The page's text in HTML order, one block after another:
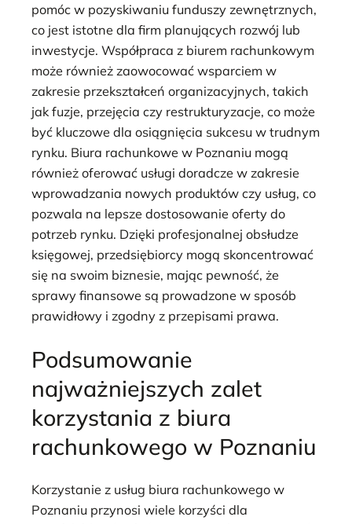
pomóc w pozyskiwaniu funduszy zewnętrznych,
co jest istotne dla firm planujących rozwój lub
inwestycje. Współpraca z biurem rachunkowym
może również zaowocować wsparciem w
zakresie przekształceń organizacyjnych, takich
jak fuzje, przejęcia czy restrukturyzacje, co może
być kluczowe dla osiągnięcia sukcesu w trudnym
rynku. Biura rachunkowe w Poznaniu mogą
również oferować usługi doradcze w zakresie
wprowadzania nowych produktów czy usług, co
pozwala na lepsze dostosowanie oferty do
potrzeb rynku. Dzięki profesjonalnej obsłudze
księgowej, przedsiębiorcy mogą skoncentrować
się na swoim biznesie, mając pewność, że
sprawy finansowe są prowadzone w sposób
prawidłowy i zgodny z przepisami prawa.
Podsumowanie
najważniejszych zalet
korzystania z biura
rachunkowego w Poznaniu
Korzystanie z usług biura rachunkowego w
Poznaniu przynosi wiele korzyści dla